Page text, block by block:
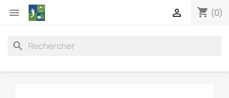
 shopping_cart (0)

search